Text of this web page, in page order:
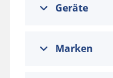
Geräte
Marken